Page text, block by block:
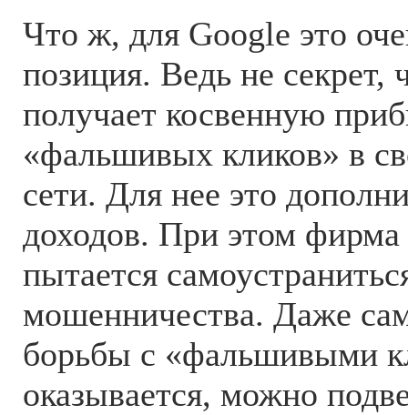
Что ж, для Google это
позиция. Ведь не секрет,
получает косвенную
«фальшивых кликов» в
сети. Для нее это
доходов. При этом фирма
пытается
мошенничества. Даже
борьбы с «фальшивыми
оказывается, можно